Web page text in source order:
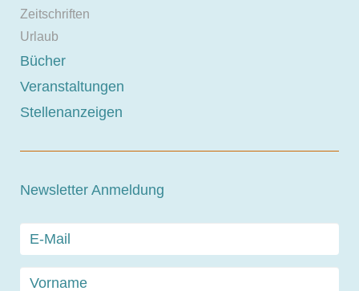
Zeitschriften
Urlaub
Bücher
Veranstaltungen
Stellenanzeigen
Newsletter Anmeldung